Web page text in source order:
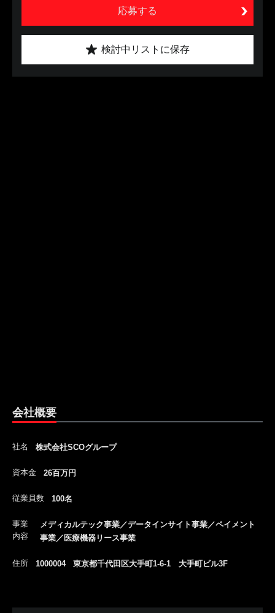
応募する
検討中リストに保存
会社概要
社名 株式会社SCOグループ
資本金 26百万円
従業員数 100名
事業
内容
メディカルテック事業／データインサイト事業／ペイメント
事業／医療機器リース事業
住所 1000004 東京都千代田区大手町1-6-1 大手町ビル3F